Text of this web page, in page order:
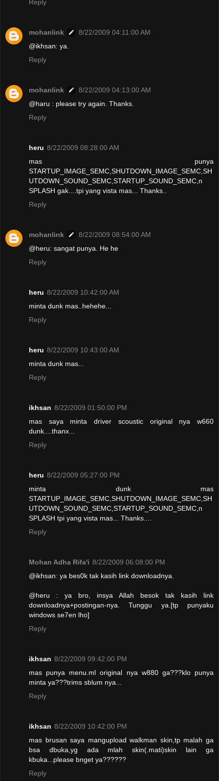
Reply
mohanlink
8/22/2009 04:11:00 AM
@ikhsan: ya.
Reply
mohanlink
8/22/2009 04:13:00 AM
@haru : please try again. Thanks.
Reply
heru 8/22/2009 08:28:00 AM
mas punya
STARTUP_IMAGE_SEMC,SHUTDOWN_IMAGE_SEMC,SH
UTDOWN_SOUND_SEMC,STARTUP_SOUND_SEMC,n
SPLASH gak....tpi yang vista mas... Thanks..
Reply
mohanlink
8/22/2009 08:54:00 AM
@heru: sangat punya. He he
Reply
heru 8/22/2009 10:42:00 AM
minta dunk mas..hehehe...
Reply
heru 8/22/2009 10:43:00 AM
minta dunk mas...
Reply
ikhsan 8/22/2009 01:50:00 PM
mas saya minta driver scoustic original nya w660
dunk....thanx...
Reply
heru 8/22/2009 05:27:00 PM
minta dunk mas
STARTUP_IMAGE_SEMC,SHUTDOWN_IMAGE_SEMC,SH
UTDOWN_SOUND_SEMC,STARTUP_SOUND_SEMC,n
SPLASH tpi yang vista mas... Thanks....
Reply
Mohan Adha Rifa'i 8/22/2009 06:08:00 PM
@ikhsan: ya bes0k tak kasih link downloadnya.
@heru : ya bro, insya Allah besok tak kasih link
downloadnya+postingan-nya. Tunggu ya.[tp punyaku
windows se7en lho]
Reply
ikhsan 8/22/2009 09:42:00 PM
mas punya menu.ml original nya w880 ga???klo punya
minta ya???trims sblum nya...
Reply
ikhsan 8/22/2009 10:42:00 PM
mas brusan saya mangupload walkman skin,tp malah ga
bsa dbuka,yg ada mlah skin(.mati)skin lain ga
kbuka...please bnget ya??????
Reply